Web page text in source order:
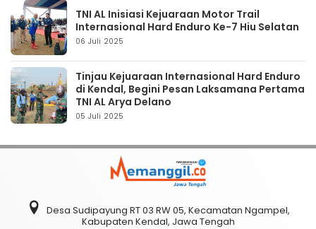
TNI AL Inisiasi Kejuaraan Motor Trail
Internasional Hard Enduro Ke-7 Hiu Selatan
06 Juli 2025
Tinjau Kejuaraan Internasional Hard Enduro
di Kendal, Begini Pesan Laksamana Pertama
TNI AL Arya Delano
05 Juli 2025
Desa Sudipayung RT 03 RW 05, Kecamatan Ngampel,
Kabupaten Kendal, Jawa Tengah